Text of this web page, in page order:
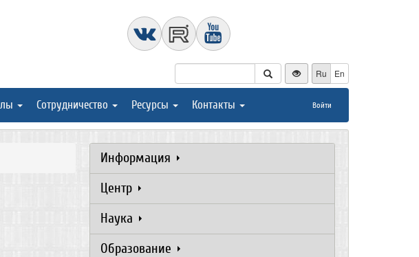
Ru En
Сотрудничество Ресурсы Контакты Войти
Информация
Центр
Наука
Образование